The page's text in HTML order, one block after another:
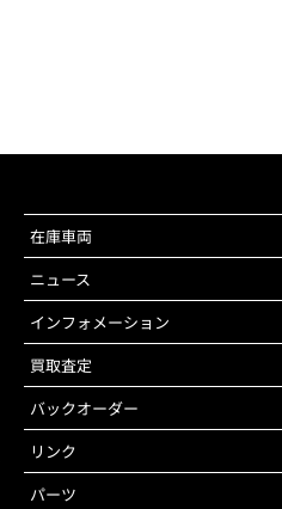
在庫車両
ニュース
インフォメーション
買取査定
バックオーダー
リンク
パーツ